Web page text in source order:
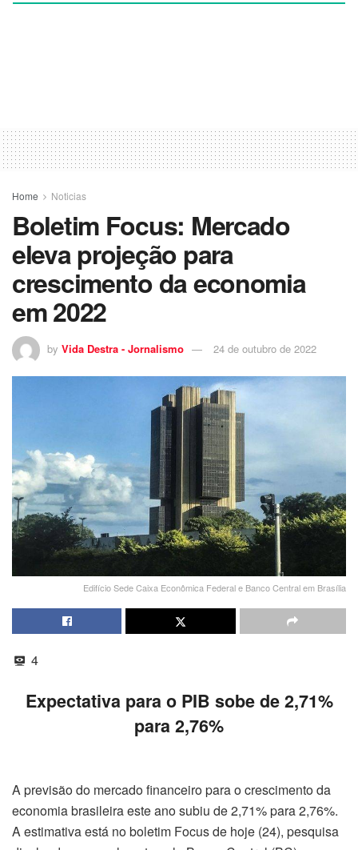
Home Noticias
Boletim Focus: Mercado
eleva projeção para
crescimento da economia
em 2022
by Vida Destra - Jornalismo 24 de outubro de 2022
Edifício Sede Caixa Econômica Federal e Banco Central em Brasília
4
Expectativa para o PIB sobe de 2,71%
para 2,76%
A previsão do mercado financeiro para o crescimento da
economia brasileira este ano subiu de 2,71% para 2,76%.
A estimativa está no boletim Focus de hoje (24), pesquisa